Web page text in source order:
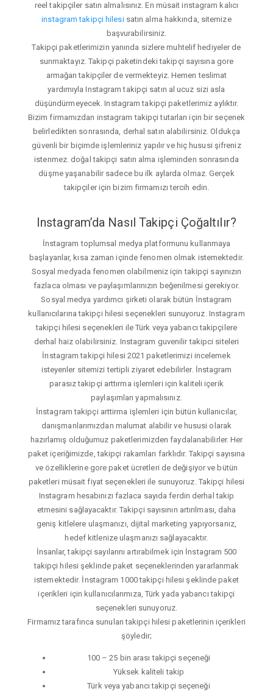
reel takipçiler satın almalısınız. En müsait instagram kalıcı
instagram takipçi hilesisatın alma hakkında, sitemize
başvurabilirsiniz.
Takipçi paketlerimizin yanında sizlere muhtelif hediyeler de
sunmaktayız. Takipçi paketindeki takipçi sayısına gore
armağan takipçiler de vermekteyiz. Hemen teslimat
yardımıyla Instagram takipçi satın al ucuz sizi asla
düşündürmeyecek. Instagram takipçi paketlerimiz aylıktır.
Bizim firmamızdan instagram takipçi tutarları için bir seçenek
belirledikten sonrasında, derhal satın alabilirsiniz. Oldukça
güvenli bir biçimde işlemleriniz yapılır ve hiç hususi şifreniz
istenmez. doğal takipçi satın alma işleminden sonrasında
düşme yaşanabilir sadece bu ilk aylarda olmaz. Gerçek
takipçiler için bizim firmamızı tercih edin.
Instagram’da Nasıl Takipçi Çoğaltılır?
İnstagram toplumsal medya platformunu kullanmaya
başlayanlar, kısa zaman içinde fenomen olmak istemektedir.
Sosyal medyada fenomen olabilmeniz için takipçi sayınızın
fazlaca olması ve paylaşımlarınızın beğenilmesi gerekiyor.
Sosyal medya yardımcı şirketi olarak bütün İnstagram
kullanıcılarına takipçi hilesi seçenekleri sunuyoruz. Instagram
takipçi hilesi seçenekleri ile Türk veya yabancı takipçilere
derhal haiz olabilirsiniz. Instagram guvenilir takipci siteleri
İnstagram takipçi hilesi 2021 paketlerimizi incelemek
isteyenler sitemizi tertipli ziyaret edebilirler. İnstagram
parasız takipçi arttırma işlemleri için kaliteli içerik
paylaşımları yapmalısınız.
İnstagram takipçi arttirma işlemleri için bütün kullanıcılar,
danışmanlarımızdan malumat alabilir ve hususi olarak
hazırlamış olduğumuz paketlerimizden faydalanabilirler. Her
paket içeriğimizde, takipçi rakamları farklıdır. Takipçi sayısına
ve özelliklerine gore paket ücretleri de değişiyor ve bütün
paketleri müsait fiyat seçenekleri ile sunuyoruz. Takipçi hilesi
Instagram hesabınızı fazlaca sayıda ferdin derhal takip
etmesini sağlayacaktır. Takipçi sayısının artırılması, daha
geniş kitlelere ulaşmanızı, dijital marketing yapıyorsanız,
hedef kitlenize ulaşmanızı sağlayacaktır.
İnsanlar, takipçi sayılarını artırabilmek için İnstagram 500
takipçi hilesi şeklinde paket seçeneklerinden yararlanmak
istemektedir. İnstagram 1000 takipçi hilesi şeklinde paket
içerikleri için kullanıcılarımıza, Türk yada yabancı takipçi
seçenekleri sunuyoruz.
Firmamız tarafınca sunulan takipçi hilesi paketlerinin içerikleri
şöyledir;
100 – 25 bin arası takipçi seçeneği
Yüksek kaliteli takip
Türk veya yabancı takipçi seçeneği